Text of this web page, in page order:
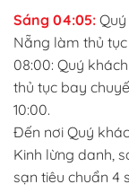
Sáng 04:05:
Nẵng làm thủ
08:00: Quý
thủ tục bay
10:00.
Đến nơi Quý
Kinh lừng danh,
sạn tiêu chuẩn 4